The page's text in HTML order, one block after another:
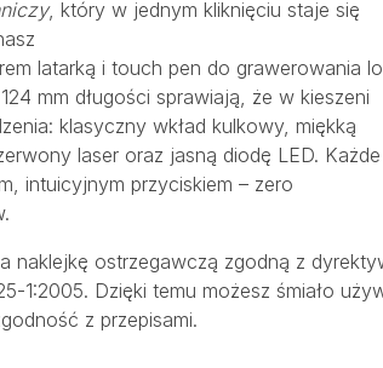
, który w jednym kliknięciu staje się
latarką i touch pen do grawerowania
mm długości sprawiają, że w kieszeni
klasyczny wkład kulkowy, miękką
laser oraz jasną diodę LED.
intuicyjnym przyciskiem – zero
naklejkę ostrzegawczą zgodną z
1:2005. Dzięki temu możesz śmiało
z przepisami.